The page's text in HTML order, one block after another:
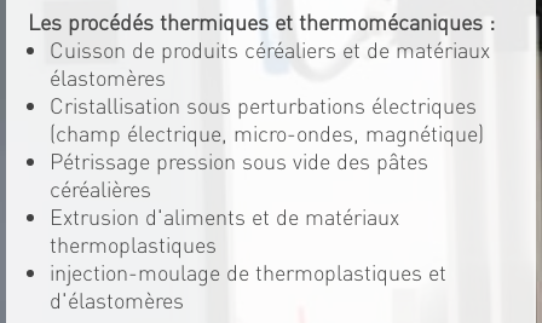
Les procédés thermiques et thermomécaniques :
Cuisson de produits céréaliers et de matériaux
élastomères
Cristallisation sous perturbations électriques
(champ électrique, micro-ondes, magnétique)
Pétrissage pression sous vide des pâtes
céréalières
Extrusion d'aliments et de matériaux
thermoplastiques
injection-moulage de thermoplastiques et
d'élastomères